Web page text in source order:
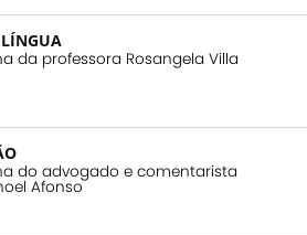
da professora Rosangela Villa
do advogado e comentarista
Afonso